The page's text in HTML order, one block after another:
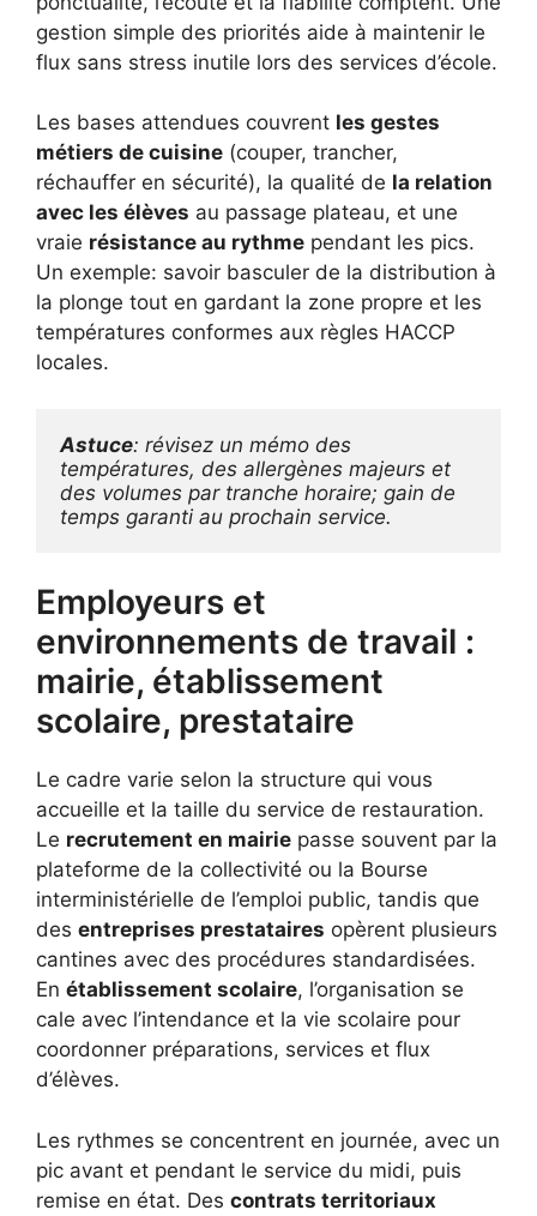
gestion simple des priorités aide à maintenir le
flux sans stress inutile lors des services d’école.
Les bases attendues couvrent les gestes
métiers de cuisine (couper, trancher,
réchauffer en sécurité), la qualité de la relation
avec les élèves au passage plateau, et une
vraie résistance au rythme pendant les pics.
Un exemple: savoir basculer de la distribution à
la plonge tout en gardant la zone propre et les
températures conformes aux règles HACCP
locales.
Astuce: révisez un mémo des
températures, des allergènes majeurs et
des volumes par tranche horaire; gain de
temps garanti au prochain service.
Employeurs et
environnements de travail :
mairie, établissement
scolaire, prestataire
Le cadre varie selon la structure qui vous
accueille et la taille du service de restauration.
Le recrutement en mairie passe souvent par la
plateforme de la collectivité ou la Bourse
interministérielle de l’emploi public, tandis que
des entreprises prestataires opèrent plusieurs
cantines avec des procédures standardisées.
En établissement scolaire, l’organisation se
cale avec l’intendance et la vie scolaire pour
coordonner préparations, services et flux
d’élèves.
Les rythmes se concentrent en journée, avec un
pic avant et pendant le service du midi, puis
remise en état. Des contrats territoriaux